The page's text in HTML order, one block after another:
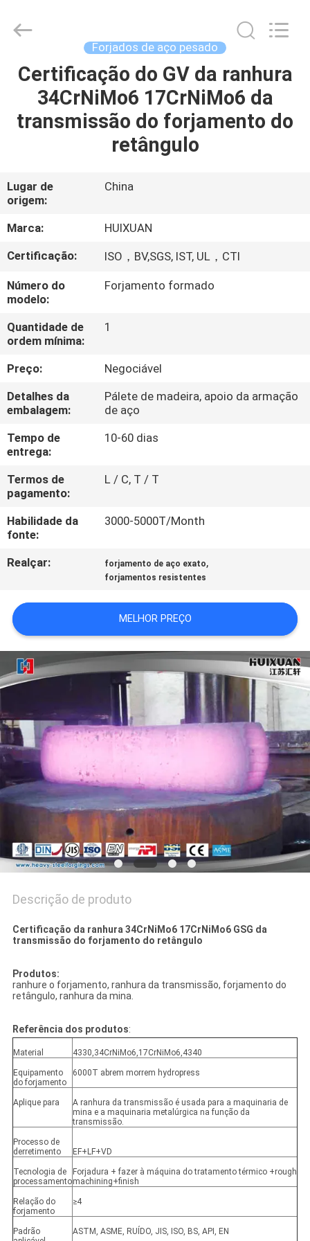
CASA
PRODUTOS
SOBRE
NÓS
DA
FÁBRICA
CONTROLE
DA
QUALIDADE
MAPA
DO
SITE
POLICY
ENERGY
Rights
Reserved.
Forjados de aço pesado
Certificação do GV da ranhura
34CrNiMo6 17CrNiMo6 da
transmissão do forjamento do
retângulo
Lugar de
origem:
China
Marca:
HUIXUAN
Certificação:
ISO，BV,SGS, IST, UL，CTI
Número do
modelo:
Forjamento formado
Quantidade de
ordem mínima:
1
Preço:
Negociável
Detalhes da
embalagem:
Pálete de madeira, apoio da armação
de aço
Tempo de
entrega:
10-60 dias
Termos de
pagamento:
L / C, T / T
Habilidade da
fonte:
3000-5000T/Month
Realçar: forjamento de aço exato,
forjamentos resistentes
MELHOR PREÇO
Descrição de produto
Certificação da ranhura 34CrNiMo6 17CrNiMo6 GSG da
transmissão do forjamento do retângulo
Produtos:
ranhure o forjamento, ranhura da transmissão, forjamento do
retângulo, ranhura da mina.
Referência dos produtos:
Material 4330,34CrNiMo6,17CrNiMo6,4340
Equipamento
do forjamento
6000T abrem morrem hydropress
Aplique para
A ranhura da transmissão é usada para a maquinaria de
mina e a maquinaria metalúrgica na função da
transmissão.
Processo de
derretimento
EF+LF+VD
Tecnologia de
processamento
Forjadura + fazer à máquina do tratamento térmico +rough
machining+finish
Relação do
forjamento
≥4
Padrão
ASTM, ASME, RUÍDO, JIS, ISO, BS, API, EN